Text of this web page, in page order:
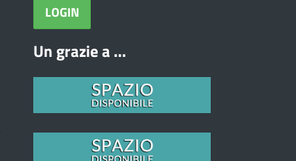
Un grazie a ...